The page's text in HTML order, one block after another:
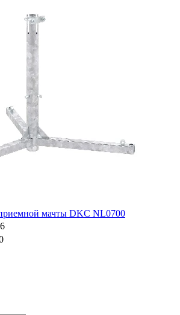
мачты DKC NL0700